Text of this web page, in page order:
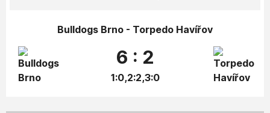
Bulldogs Brno - Torpedo Havířov
6 : 2
1:0,2:2,3:0